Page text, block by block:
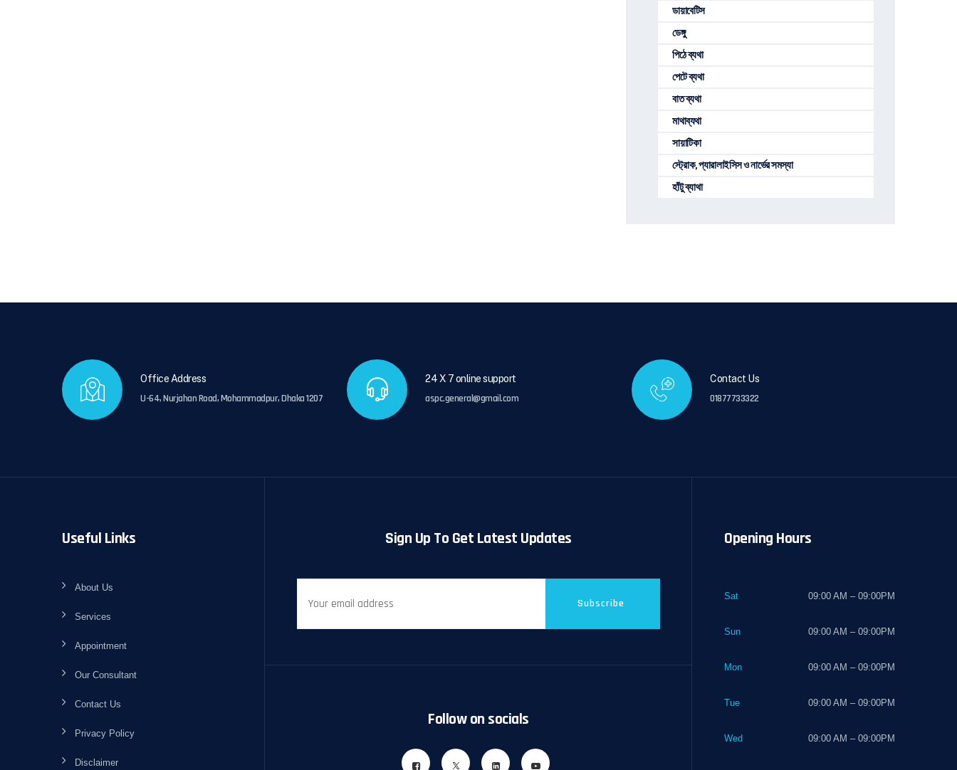
ডায়াবেটিস
ডেঙ্গু
পিঠে ব্যথা
পেটে ব্যথা
বাত ব্যথা
মাথাব্যথা
সায়াটিকা
স্ট্রোক, প্যারালাইসিস ও নার্ভের সমস্যা
হাঁটু ব্যাথা
Office Address
U-64, Nurjahan Road, Mohammadpur, Dhaka 1207
24 X 7 online support
aspc.general@gmail.com
Contact Us
01877733322
Useful Links
About Us
Services
Appointment
Our Consultant
Contact Us
Privacy Policy
Disclaimer
Sign Up To Get Latest Updates
Subscribe
Follow on socials
Opening Hours
Sat 09:00 AM – 09:00PM
Sun 09:00 AM – 09:00PM
Mon 09:00 AM – 09:00PM
Tue 09:00 AM – 09:00PM
Wed 09:00 AM – 09:00PM